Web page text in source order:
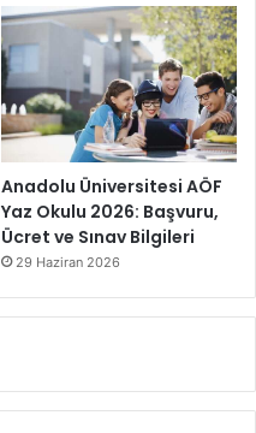
Anadolu Üniversitesi AÖF
Yaz Okulu 2026: Başvuru,
Ücret ve Sınav Bilgileri
29 Haziran 2026